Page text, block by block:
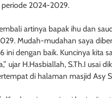
periode 2024-2029.
artinya bapak ihu dan
Mudah-mudahan saya
dengan baik. Kuncinya kita
ujar H.Hasbiallah, S.Th.I usai
di halaman masjid Asy